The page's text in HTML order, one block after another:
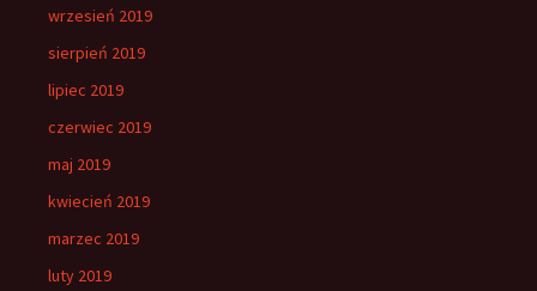
wrzesień 2019
sierpień 2019
lipiec 2019
czerwiec 2019
maj 2019
kwiecień 2019
marzec 2019
luty 2019